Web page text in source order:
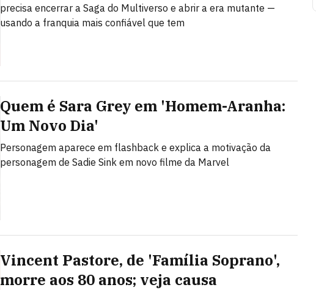
precisa encerrar a Saga do Multiverso e abrir a era mutante —
usando a franquia mais confiável que tem
Quem é Sara Grey em 'Homem-Aranha:
Um Novo Dia'
Personagem aparece em flashback e explica a motivação da
personagem de Sadie Sink em novo filme da Marvel
Vincent Pastore, de 'Família Soprano',
morre aos 80 anos; veja causa